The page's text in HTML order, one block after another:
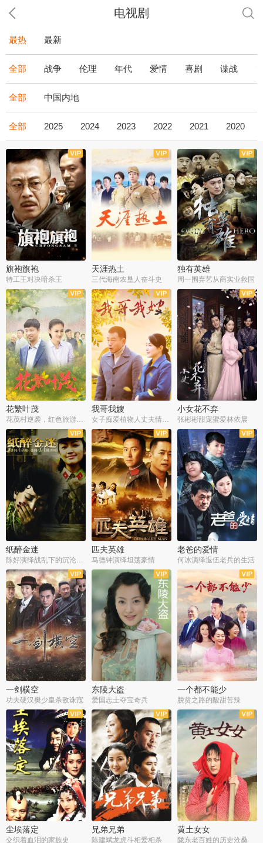
电视剧
最热 最新
全部 战争 伦理 年代 爱情 喜剧 谍战
全部 中国内地
全部 2025 2024 2023 2022 2021 2020
全43集
旗袍旗袍
特工王对决暗杀王
全36集
天涯热土
三代海南农垦人奋斗史
全34集
独有英雄
周一围弃艺从商实业救国
全34集
花繁叶茂
花茂村逆袭，红色旅游出圈
全50集
我哥我嫂
女子痴爱植物人丈夫情定一生
全51集
小女花不弃
张彬彬甜宠蜜爱林依晨
全42集
纸醉金迷
全35集
匹夫英雄
马德钟演绎坦荡豪情
全32集
老爸的爱情
何冰演绎退伍老兵的生活
全40集
一剑横空
功夫硬汉樊少皇杀敌诛寇
全33集
东陵大盗
爱国志士夺宝奇兵
全36集
一个都不能少
脱贫之路的酸甜苦辣
全25集
尘埃落定
交织着血泪的家族史
全50集
兄弟兄弟
陈建斌龙虎斗相爱相杀
全23集
黄土女女
陇东老百姓的历史沧桑